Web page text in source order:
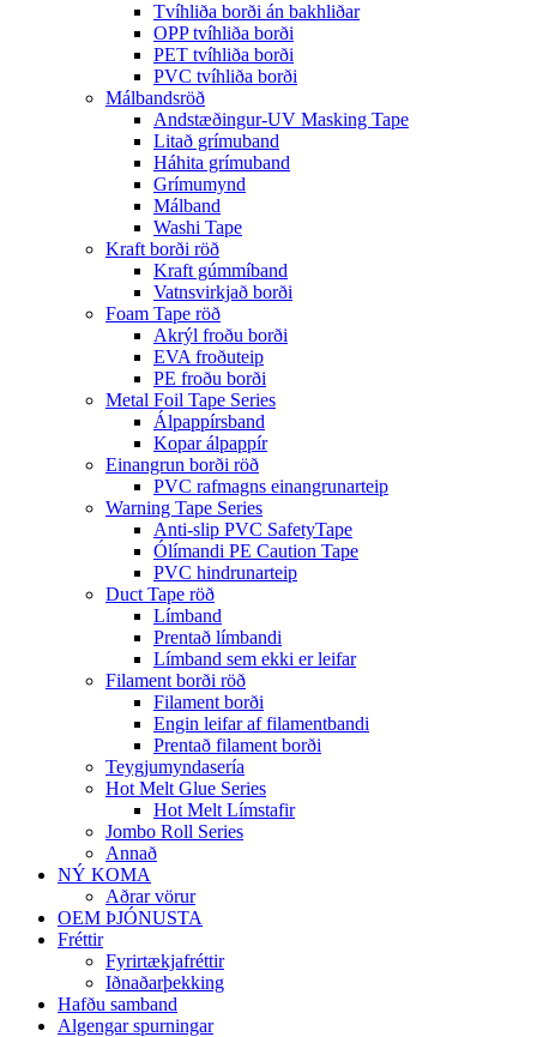
Tvíhliða borði án bakhliðar
OPP tvíhliða borði
PET tvíhliða borði
PVC tvíhliða borði
Málbandsröð
Andstæðingur-UV Masking Tape
Litað grímuband
Háhita grímuband
Grímumynd
Málband
Washi Tape
Kraft borði röð
Kraft gúmmíband
Vatnsvirkjað borði
Foam Tape röð
Akrýl froðu borði
EVA froðuteip
PE froðu borði
Metal Foil Tape Series
Álpappírsband
Kopar álpappír
Einangrun borði röð
PVC rafmagns einangrunarteip
Warning Tape Series
Anti-slip PVC SafetyTape
Ólímandi PE Caution Tape
PVC hindrunarteip
Duct Tape röð
Límband
Prentað límbandi
Límband sem ekki er leifar
Filament borði röð
Filament borði
Engin leifar af filamentbandi
Prentað filament borði
Teygjumyndasería
Hot Melt Glue Series
Hot Melt Límstafir
Jombo Roll Series
Annað
NÝ KOMA
Aðrar vörur
OEM ÞJÓNUSTA
Fréttir
Fyrirtækjafréttir
Iðnaðarþekking
Hafðu samband
Algengar spurningar